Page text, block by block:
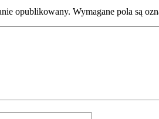
opublikowany. Wymagane pola są